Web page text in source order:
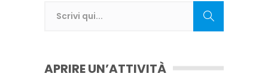
APRIRE UN’ATTIVITÀ